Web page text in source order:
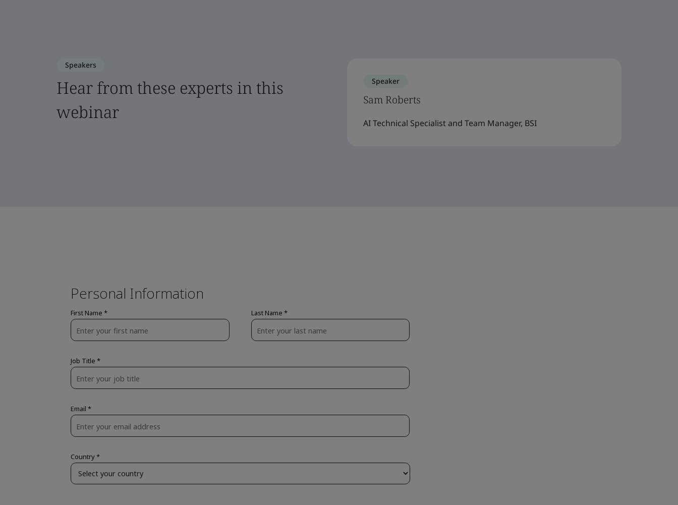
Speakers
Hear from these experts in this
webinar
Speaker
Sam Roberts
AI Technical Specialist and Team Manager, BSI